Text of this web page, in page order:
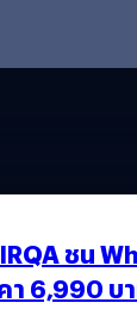
ชน
า 6,990 บ